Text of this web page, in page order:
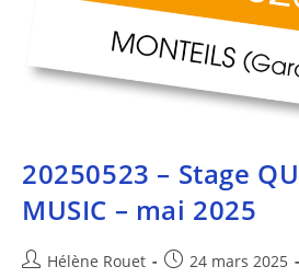
20250523 – Stage
MUSIC – mai 2025
Hélène Rouet
24 mars 2025